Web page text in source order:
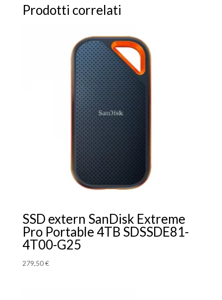
Prodotti correlati
SSD extern SanDisk Extreme
Pro Portable 4TB SDSSDE81-
4T00-G25
279,50€